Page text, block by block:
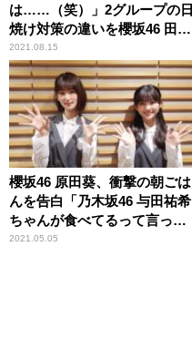
は……（笑）」2グループの日
焼け対策の違いを櫻坂46 田村
保乃＆尾関梨香が振り返る
2021.08.15
櫻坂46 原田葵、衝撃の朝ごは
んを告白「乃木坂46 与田祐希
ちゃんが食べてるって言って
て」 そのメニューに井上梨名
2021.05.05